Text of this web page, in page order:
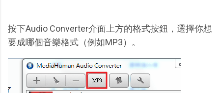
按下Audio Converter介面上方的格式按鈕，選擇你想
要成哪個音樂格式（例如MP3）。